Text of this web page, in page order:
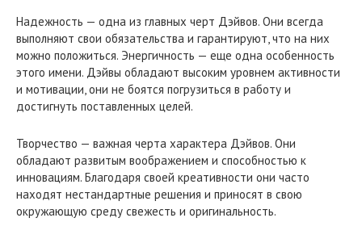
Надежность — одна из главных черт Дэйвов. Они всегда
выполняют свои обязательства и гарантируют, что на них
можно положиться. Энергичность — еще одна особенность
этого имени. Дэйвы обладают высоким уровнем активности
и мотивации, они не боятся погрузиться в работу и
достигнуть поставленных целей.
Творчество — важная черта характера Дэйвов. Они
обладают развитым воображением и способностью к
инновациям. Благодаря своей креативности они часто
находят нестандартные решения и приносят в свою
окружающую среду свежесть и оригинальность.